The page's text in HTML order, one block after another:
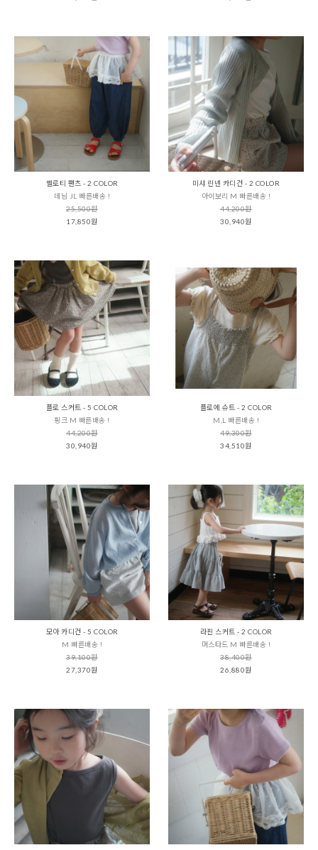
벨로티 팬츠 - 2 COLOR
데님 JL 빠른배송 !
25,500원
17,850원
미샤 린넨 카디건 - 2 COLOR
아이보리 M 빠른배송 !
44,200원
30,940원
플로 스커트 - 5 COLOR
핑크 M 빠른배송 !
44,200원
30,940원
플로에 슈트 - 2 COLOR
M,L 빠른배송 !
49,300원
34,510원
모아 카디건 - 5 COLOR
M 빠른배송 !
39,100원
27,370원
라핀 스커트 - 2 COLOR
머스타드 M 빠른배송 !
38,400원
26,880원